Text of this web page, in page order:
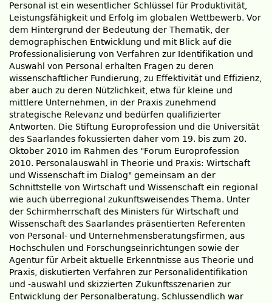
Personal ist ein wesentlicher Schlüssel für Produktivität,
Leistungsfähigkeit und Erfolg im globalen Wettbewerb. Vor
dem Hintergrund der Bedeutung der Thematik, der
demographischen Entwicklung und mit Blick auf die
Professionalisierung von Verfahren zur Identifikation und
Auswahl von Personal erhalten Fragen zu deren
wissenschaftlicher Fundierung, zu Effektivität und Effizienz,
aber auch zu deren Nützlichkeit, etwa für kleine und
mittlere Unternehmen, in der Praxis zunehmend
strategische Relevanz und bedürfen qualifizierter
Antworten. Die Stiftung Europrofession und die Universität
des Saarlandes fokussierten daher vom 19. bis zum 20.
Oktober 2010 im Rahmen des
Forum Europrofession
2010. Personalauswahl in Theorie und Praxis: Wirtschaft
und Wissenschaft im Dialog
gemeinsam an der
Schnittstelle von Wirtschaft und Wissenschaft ein regional
wie auch überregional zukunftsweisendes Thema. Unter
der Schirmherrschaft des Ministers für Wirtschaft und
Wissenschaft des Saarlandes präsentierten Referenten
von Personal- und Unternehmensberatungsfirmen, aus
Hochschulen und Forschungseinrichtungen sowie der
Agentur für Arbeit aktuelle Erkenntnisse aus Theorie und
Praxis, diskutierten Verfahren zur Personalidentifikation
und -auswahl und skizzierten Zukunftsszenarien zur
Entwicklung der Personalberatung. Schlussendlich war